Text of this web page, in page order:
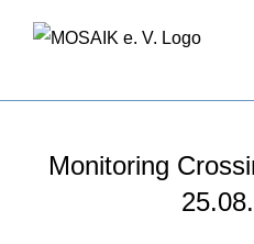
Monitoring